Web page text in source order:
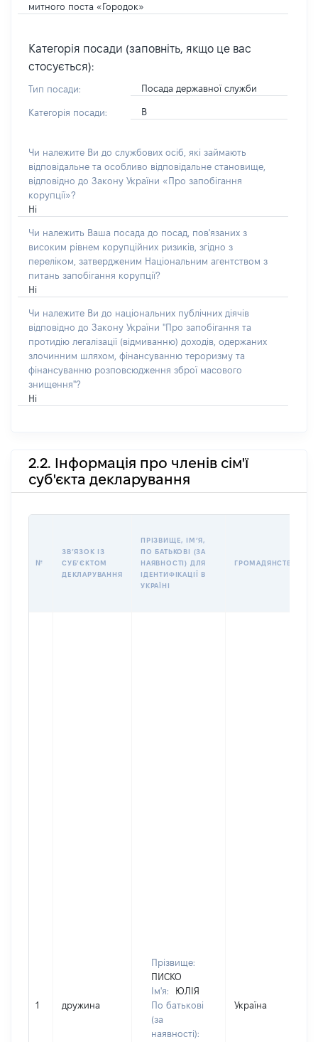
митного поста «Городок»
Категорія посади (заповніть, якщо це вас
стосується):
Тип посади: Посада державної служби
Категорія посади: В
Чи належите Ви до службових осіб, які займають
відповідальне та особливо відповідальне становище,
відповідно до Закону України «Про запобігання
корупції»?
Ні
Чи належить Ваша посада до посад, пов'язаних з
високим рівнем корупційних ризиків, згідно з
переліком, затвердженим Національним агентством з
питань запобігання корупції?
Ні
Чи належите Ви до національних публічних діячів
відповідно до Закону України "Про запобігання та
протидію легалізації (відмиванню) доходів, одержаних
злочинним шляхом, фінансуванню тероризму та
фінансуванню розповсюдження зброї масового
знищення"?
Ні
2.2. Інформація про членів сім'ї
суб'єкта декларування
№
ЗВʼЯЗОК ІЗ
СУБʼЄКТОМ
ДЕКЛАРУВАННЯ
ПРІЗВИЩЕ, ІМʼЯ,
ПО БАТЬКОВІ (ЗА
НАЯВНОСТІ) ДЛЯ
ІДЕНТИФІКАЦІЇ В
УКРАЇНІ
ГРОМАДЯНСТВО
1 дружина
Прізвище:
ПИСКО
Ім'я:
ЮЛІЯ
По батькові
(за
наявності):
Україна